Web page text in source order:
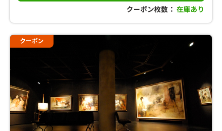
クーポン枚数： 在庫あり
クーポン